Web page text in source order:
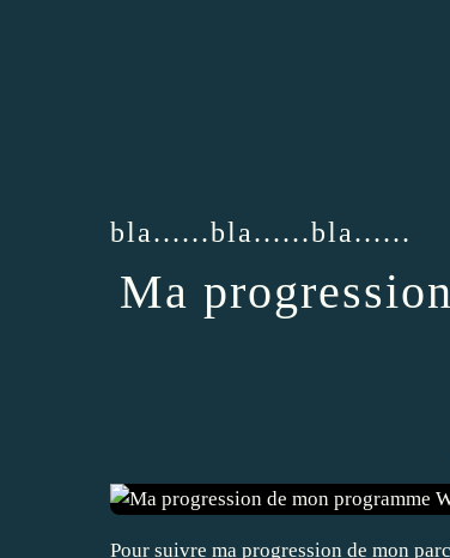
bla......bla......bla......
Ma
Pour suivre ma progression de mon